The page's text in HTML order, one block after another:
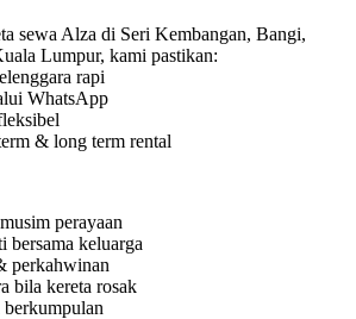
sewa Alza di Seri Kembangan, Bangi,
Lumpur, kami pastikan:
rapi
WhatsApp
& long term rental
perayaan
keluarga
perkahwinan
bila kereta rosak
berkumpulan